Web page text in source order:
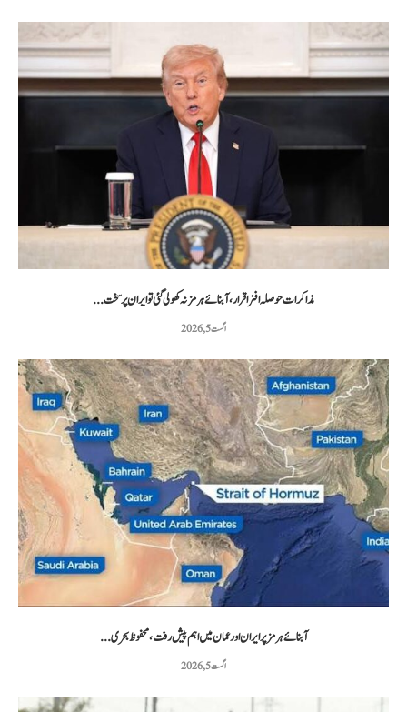
مذاکرات حوصلہ افزا قرار،آبنائے ہرمز نہ کھولی گئی تو ایران پر سخت...
اگست 5, 2026
آبنائے ہرمز پر ایران اور عمان میں اہم پیش رفت، محفوظ بحری...
اگست 5, 2026